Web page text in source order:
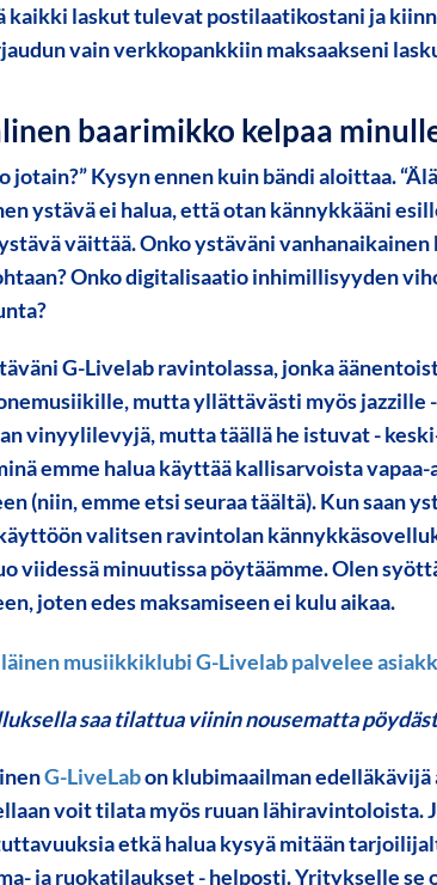
kaikki laskut tulevat postilaatikostani ja
vain verkkopankkiin maksaakseni
baarimikko kelpaa
jotain?” Kysyn ennen kuin bändi aloittaa.
ystävä ei halua, että otan kännykkääni
väittää. Onko ystäväni
Onko digitalisaatio inhimillisyyden
G-Livelab ravintolassa, jonka
mutta yllättävästi myös jazzille
vinyylilevyjä, mutta täällä he istuvat -
emme halua käyttää kallisarvoista
(niin, emme etsi seuraa täältä). Kun saan
valitsen ravintolan
viidessä minuutissa pöytäämme. Olen
joten edes maksamiseen ei kulu aikaa.
saa tilattua viinin nousematta
G-LiveLabon klubimaailman edelläkävijä
voit tilata myös ruuan lähiravintoloista.
etkä halua kysyä mitään
ja ruokatilaukset - helposti. Yritykselle se